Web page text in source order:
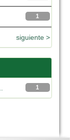
1
siguiente >
1